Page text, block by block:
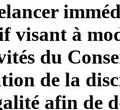
visant à
du
de la
afin de